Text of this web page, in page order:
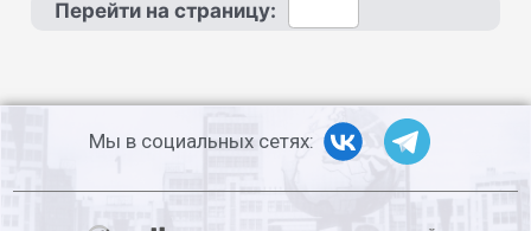
Перейти на страницу:
Мы в социальных сетях: